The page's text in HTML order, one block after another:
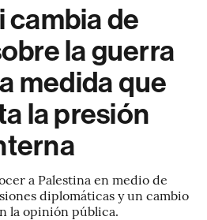
cambia de
la guerra
medida que
la presión
a Palestina en medio de
diplomáticas y un cambio
la opinión pública.